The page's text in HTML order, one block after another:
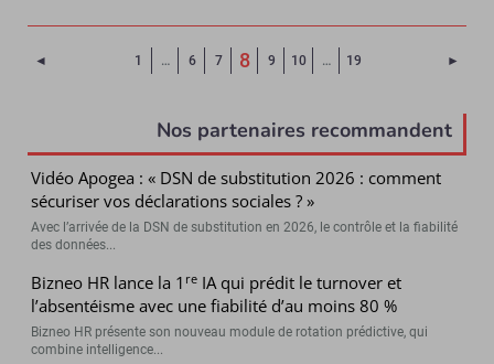
◄ Page précédente
1 … 6 7 8(Page courante)
9 10 … 19 ►
Nos partenaires recommandent
Vidéo Apogea : « DSN de substitution 2026 : comment
sécuriser vos déclarations sociales ? »
Avec l’arrivée de la DSN de substitution en 2026, le contrôle et la fiabilité
des données...
Bizneo HR lance la 1 re IA qui prédit le turnover et
l’absentéisme avec une fiabilité d’au moins 80 %
Bizneo HR présente son nouveau module de rotation prédictive, qui
combine intelligence...